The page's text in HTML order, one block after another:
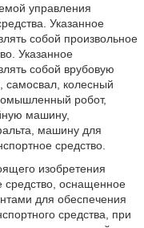
управления
Указанное
собой произвольное
Указанное
собой врубовую
самосвал, колесный
робот,
машину,
машину для
средство.
изобретения
средство, оснащенное
для обеспечения
средства, при